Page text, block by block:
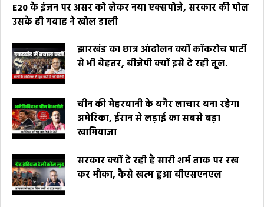
E20 के इंजन पर असर को लेकर नया एक्सपोजे, सरकार की पोल
उसके ही गवाह ने खोल डाली
झारखंड का छात्र आंदोलन क्यों कॉकरोच पार्टी
से भी बेहतर, बीजेपी क्यों इसे दे रही तूल.
चीन की मेहरबानी के बगैर लाचार बना रहेगा
अमेरिका, ईरान से लड़ाई का सबसे बड़ा
खामियाजा
सरकार क्यों दे रही है सारी शर्म ताक पर रख
कर मौका, कैसे खत्म हुआ बीएसएनएल